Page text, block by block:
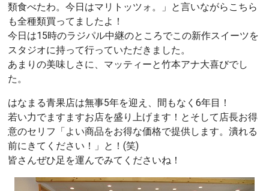
類食べたわ。今日はマリトッツォ。」と言いながらこちら
も全種類買ってましたよ！
今日は15時のラジパル中継のところでこの新作スイーツを
スタジオに持って行っていただきました。
あまりの美味しさに、マッティーと竹本アナ大喜びでし
た。
はなまる青果店は無事5年を迎え、間もなく6年目！
若い力でますますお店を盛り上げます！とそして店長お得
意のセリフ「よい商品をお得な価格で提供します。潰れる
前にきてください！」と！(笑)
皆さんぜひ足を運んでみてくださいね！